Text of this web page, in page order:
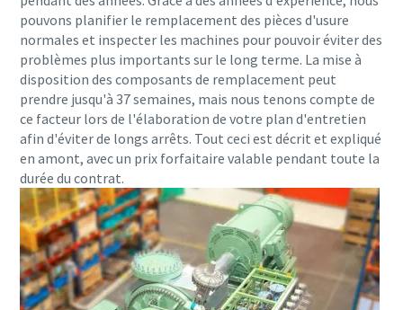
pouvons planifier le remplacement des pièces d'usure
normales et inspecter les machines pour pouvoir éviter des
problèmes plus importants sur le long terme. La mise à
disposition des composants de remplacement peut
prendre jusqu'à 37 semaines, mais nous tenons compte de
ce facteur lors de l'élaboration de votre plan d'entretien
afin d'éviter de longs arrêts. Tout ceci est décrit et expliqué
en amont, avec un prix forfaitaire valable pendant toute la
durée du contrat.